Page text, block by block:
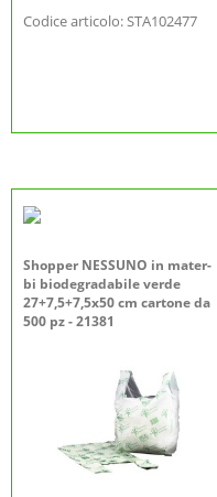
Codice articolo: STA102477
Shopper NESSUNO in mater-
bi biodegradabile verde
27+7,5+7,5x50 cm cartone da
500 pz - 21381